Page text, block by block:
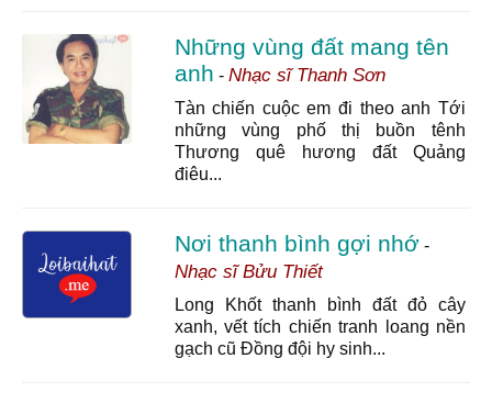
Những vùng đất mang tên
anh - Nhạc sĩ Thanh Sơn
Tàn chiến cuộc em đi theo anh Tới
những vùng phố thị buồn tênh
Thương quê hương đất Quảng
điêu...
Nơi thanh bình gợi nhớ-
Nhạc sĩ Bửu Thiết
Long Khốt thanh bình đất đỏ cây
xanh, vết tích chiến tranh loang nền
gạch cũ Đồng đội hy sinh...